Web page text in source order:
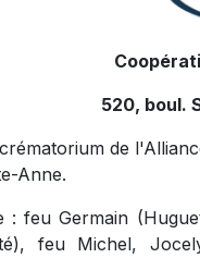
520, boul.
de
Anne.
feu Germain
feu Michel,